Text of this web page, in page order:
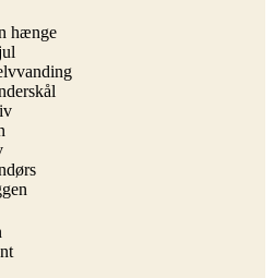
hænge